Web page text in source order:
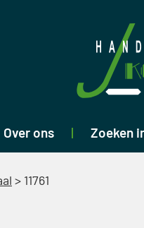
Over ons Zoeken
> 11761